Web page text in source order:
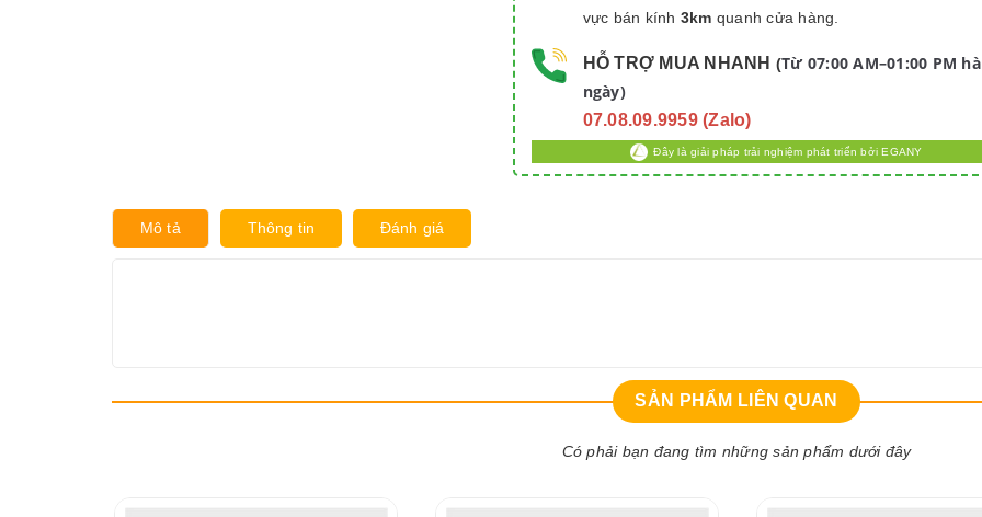
vực bán kính 3km quanh cửa hàng.
HỖ TRỢ MUA NHANH (Từ 07:00 AM–01:00 PM
ngày)
07.08.09.9959 (Zalo)
Đây là giải pháp trải nghiệm phát triển bởi EGANY
Mô tả Thông tin Đánh giá
SẢN PHẨM LIÊN QUAN
Có phải bạn đang tìm những sản phẩm dưới đây